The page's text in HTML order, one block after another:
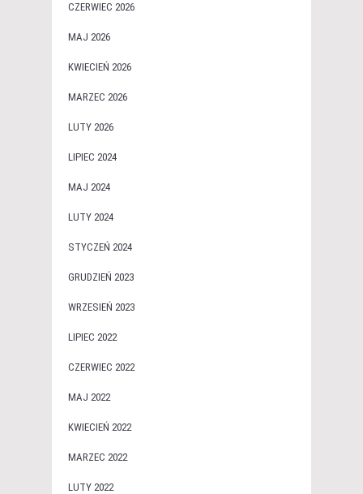
CZERWIEC 2026
MAJ 2026
KWIECIEŃ 2026
MARZEC 2026
LUTY 2026
LIPIEC 2024
MAJ 2024
LUTY 2024
STYCZEŃ 2024
GRUDZIEŃ 2023
WRZESIEŃ 2023
LIPIEC 2022
CZERWIEC 2022
MAJ 2022
KWIECIEŃ 2022
MARZEC 2022
LUTY 2022